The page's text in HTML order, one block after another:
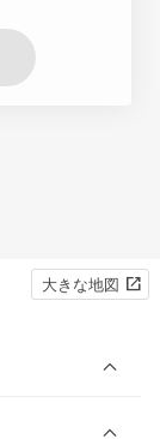
大きな地図